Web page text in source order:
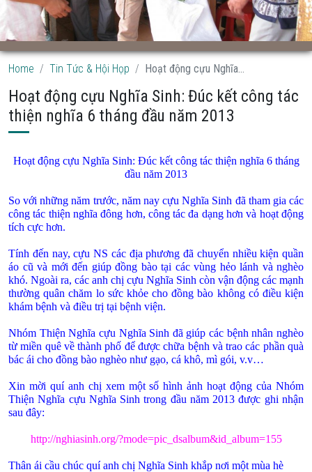
Home Tin Tức & Hội Họp Hoạt động cựu Nghĩa...
Hoạt động cựu Nghĩa Sinh: Đúc kết công tác
thiện nghĩa 6 tháng đầu năm 2013
Hoạt động cựu Nghĩa Sinh: Đúc kết công tác thiện nghĩa 6 tháng
đầu năm 2013
So với những năm trước, năm nay cựu Nghĩa Sinh đã tham gia các
công tác thiện nghĩa đông hơn, công tác đa dạng hơn và hoạt động
tích cực hơn.
Tính đến nay, cựu NS các địa phương đã chuyển nhiều kiện quần
áo cũ và mới đến giúp đồng bào tại các vùng hẻo lánh và nghèo
khó. Ngoài ra, các anh chị cựu Nghĩa Sinh còn vận động các mạnh
thường quân chăm lo sức khỏe cho đồng bào không có điều kiện
khám bệnh và điều trị tại bệnh viện.
Nhóm Thiện Nghĩa cựu Nghĩa Sinh đã giúp các bệnh nhân nghèo
từ miền quê về thành phố để được chữa bệnh và trao các phần quà
bác ái cho đồng bào nghèo như gạo, cá khô, mì gói, v.v…
Xin mời qu‎í anh chị xem một số hình ảnh hoạt động của Nhóm
Thiện Nghĩa cựu Nghĩa Sinh trong đầu năm 2013 được ghi nhận
sau đây:
http://nghiasinh.org/?mode=pic_dsalbum&id_album=155
Thân ái cầu chúc qu‎í‎ anh chị Nghĩa Sinh khắp nơi một mùa hè